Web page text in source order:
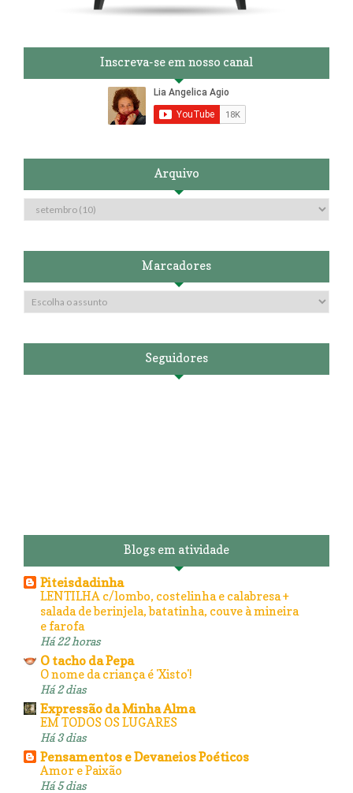
Inscreva-se em nosso canal
Arquivo
Marcadores
Seguidores
Blogs em atividade
Piteisdadinha
LENTILHA c/lombo, costelinha e calabresa +
salada de berinjela, batatinha, couve à mineira
e farofa
Há 22 horas
O tacho da Pepa
O nome da criança é 'Xisto'!
Há 2 dias
Expressão da Minha Alma
EM TODOS OS LUGARES
Há 3 dias
Pensamentos e Devaneios Poéticos
Amor e Paixão
Há 5 dias